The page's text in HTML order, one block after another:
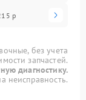
р
без учета
запчастей.
диагностику.
неисправность.